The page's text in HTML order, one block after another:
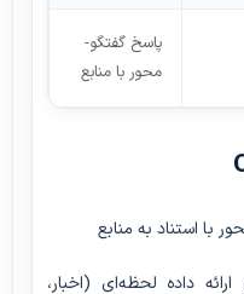
پاسخ گفتگو-
محور با منابع
با استناد به منابع
داده لحظه‌ای (اخبار،